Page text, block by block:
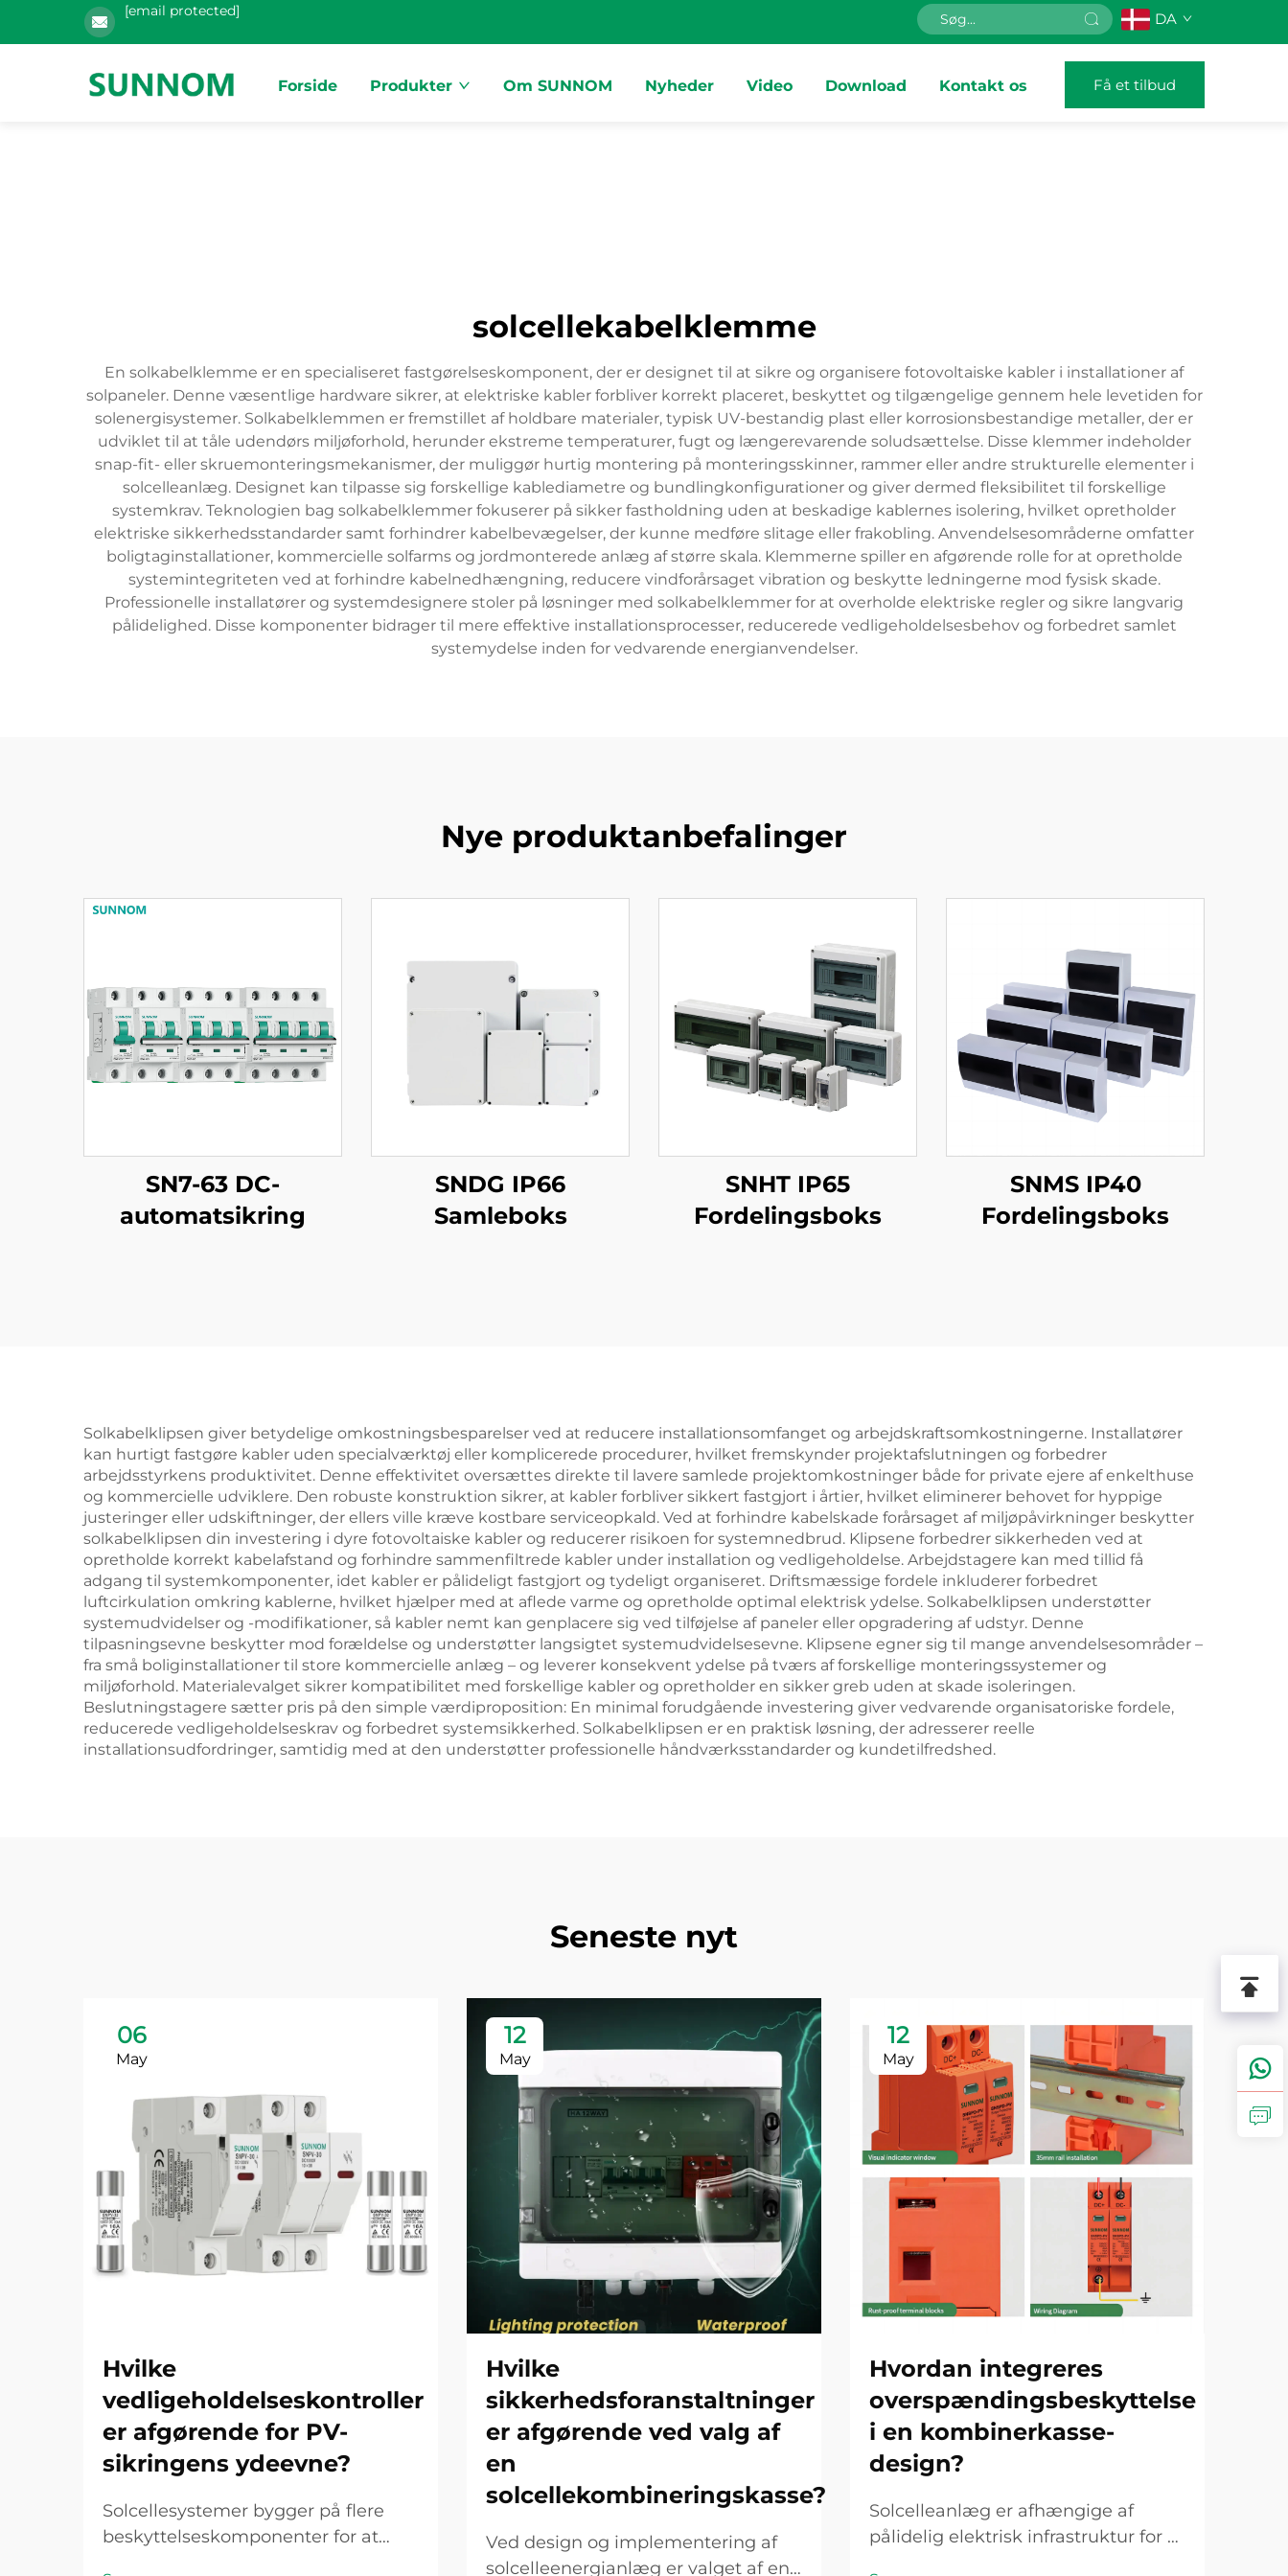
[email protected] DA
Forside Produkter Om SUNNOM Nyheder Video Download Kontakt os Få et tilbud
solcellekabelklemme
En solkabelklemme er en specialiseret fastgørelseskomponent, der er designet til at sikre og organisere fotovoltaiske kabler i installationer af
solpaneler. Denne væsentlige hardware sikrer, at elektriske kabler forbliver korrekt placeret, beskyttet og tilgængelige gennem hele levetiden for
solenergisystemer. Solkabelklemmen er fremstillet af holdbare materialer, typisk UV-bestandig plast eller korrosionsbestandige metaller, der er
udviklet til at tåle udendørs miljøforhold, herunder ekstreme temperaturer, fugt og længerevarende soludsættelse. Disse klemmer indeholder
snap-fit- eller skruemonteringsmekanismer, der muliggør hurtig montering på monteringsskinner, rammer eller andre strukturelle elementer i
solcelleanlæg. Designet kan tilpasse sig forskellige kablediametre og bundlingkonfigurationer og giver dermed fleksibilitet til forskellige
systemkrav. Teknologien bag solkabelklemmer fokuserer på sikker fastholdning uden at beskadige kablernes isolering, hvilket opretholder
elektriske sikkerhedsstandarder samt forhindrer kabelbevægelser, der kunne medføre slitage eller frakobling. Anvendelsesområderne omfatter
boligtaginstallationer, kommercielle solfarms og jordmonterede anlæg af større skala. Klemmerne spiller en afgørende rolle for at opretholde
systemintegriteten ved at forhindre kabelnedhængning, reducere vindforårsaget vibration og beskytte ledningerne mod fysisk skade.
Professionelle installatører og systemdesignere stoler på løsninger med solkabelklemmer for at overholde elektriske regler og sikre langvarig
pålidelighed. Disse komponenter bidrager til mere effektive installationsprocesser, reducerede vedligeholdelsesbehov og forbedret samlet
systemydelse inden for vedvarende energianvendelser.
Nye produktanbefalinger
SN7-63 DC-
automatsikring
SNDG IP66
Samleboks
SNHT IP65
Fordelingsboks
SNMS IP40
Fordelingsboks
Solkabelklipsen giver betydelige omkostningsbesparelser ved at reducere installationsomfanget og arbejdskraftsomkostningerne. Installatører
kan hurtigt fastgøre kabler uden specialværktøj eller komplicerede procedurer, hvilket fremskynder projektafslutningen og forbedrer
arbejdsstyrkens produktivitet. Denne effektivitet oversættes direkte til lavere samlede projektomkostninger både for private ejere af enkelthuse
og kommercielle udviklere. Den robuste konstruktion sikrer, at kabler forbliver sikkert fastgjort i årtier, hvilket eliminerer behovet for hyppige
justeringer eller udskiftninger, der ellers ville kræve kostbare serviceopkald. Ved at forhindre kabelskade forårsaget af miljøpåvirkninger beskytter
solkabelklipsen din investering i dyre fotovoltaiske kabler og reducerer risikoen for systemnedbrud. Klipsene forbedrer sikkerheden ved at
opretholde korrekt kabelafstand og forhindre sammenfiltrede kabler under installation og vedligeholdelse. Arbejdstagere kan med tillid få
adgang til systemkomponenter, idet kabler er pålideligt fastgjort og tydeligt organiseret. Driftsmæssige fordele inkluderer forbedret
luftcirkulation omkring kablerne, hvilket hjælper med at aflede varme og opretholde optimal elektrisk ydelse. Solkabelklipsen understøtter
systemudvidelser og -modifikationer, så kabler nemt kan genplacere sig ved tilføjelse af paneler eller opgradering af udstyr. Denne
tilpasningsevne beskytter mod forældelse og understøtter langsigtet systemudvidelsesevne. Klipsene egner sig til mange anvendelsesområder –
fra små boliginstallationer til store kommercielle anlæg – og leverer konsekvent ydelse på tværs af forskellige monteringssystemer og
miljøforhold. Materialevalget sikrer kompatibilitet med forskellige kabler og opretholder en sikker greb uden at skade isoleringen.
Beslutningstagere sætter pris på den simple værdiproposition: En minimal forudgående investering giver vedvarende organisatoriske fordele,
reducerede vedligeholdelseskrav og forbedret systemsikkerhed. Solkabelklipsen er en praktisk løsning, der adresserer reelle
installationsudfordringer, samtidig med at den understøtter professionelle håndværksstandarder og kundetilfredshed.
Seneste nyt
06
May
Hvilke
vedligeholdelseskontroller
er afgørende for PV-
sikringens ydeevne?
Solcellesystemer bygger på flere
beskyttelseskomponenter for at
12
May
Hvilke
sikkerhedsforanstaltninger
er afgørende ved valg af
en
solcellekombineringskasse?
Ved design og implementering af
solcelleenergianlæg er valget af en
12
May
Hvordan integreres
overspændingsbeskyttelse
i en kombinerkasse-
design?
Solcelleanlæg er afhængige af
pålidelig elektrisk infrastruktur for at